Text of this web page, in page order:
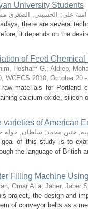
University Students
علي; الحسيني, الصغرى
there are several
it depends on the
of Feed
Hesham G.; Aldieb,
WCECS 2010, October 20
raw materials for Portland
calcium oxide, silicon
varieties of American
حنين محمد; سلطان, خولة
goal of this study is to
the language of British
Filling Machine
Omar Atia; Jaber, Jaber
project, the design and
of conveyor belts as a